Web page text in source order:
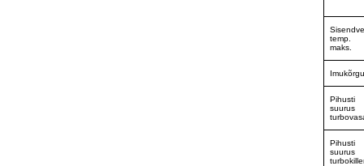
temp.
maks.
Pihusti
suurus
Pihusti
suurus